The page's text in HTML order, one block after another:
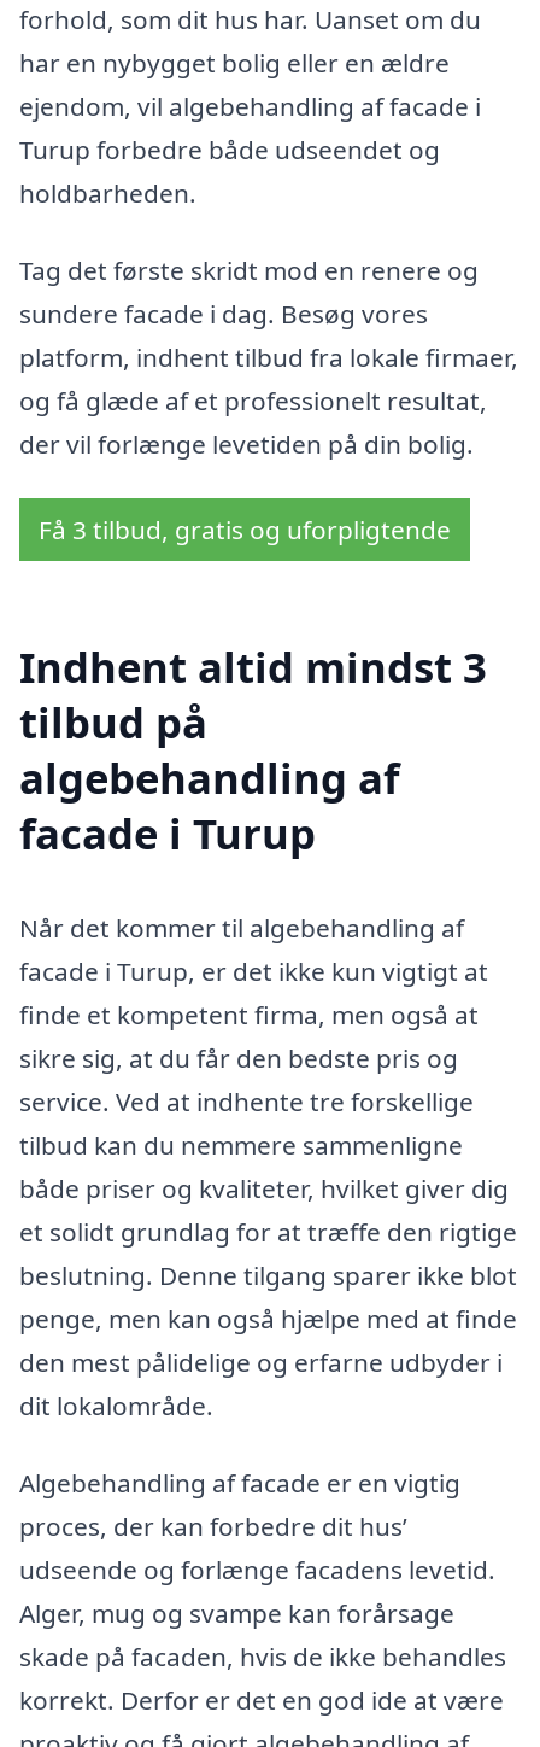
forhold, som dit hus har. Uanset om du
har en nybygget bolig eller en ældre
ejendom, vil algebehandling af facade i
Turup forbedre både udseendet og
holdbarheden.
Tag det første skridt mod en renere og
sundere facade i dag. Besøg vores
platform, indhent tilbud fra lokale firmaer,
og få glæde af et professionelt resultat,
der vil forlænge levetiden på din bolig.
Få 3 tilbud, gratis og uforpligtende
Indhent altid mindst 3
tilbud på
algebehandling af
facade i Turup
Når det kommer til algebehandling af
facade i Turup, er det ikke kun vigtigt at
finde et kompetent firma, men også at
sikre sig, at du får den bedste pris og
service. Ved at indhente tre forskellige
tilbud kan du nemmere sammenligne
både priser og kvaliteter, hvilket giver dig
et solidt grundlag for at træffe den rigtige
beslutning. Denne tilgang sparer ikke blot
penge, men kan også hjælpe med at finde
den mest pålidelige og erfarne udbyder i
dit lokalområde.
Algebehandling af facade er en vigtig
proces, der kan forbedre dit hus’
udseende og forlænge facadens levetid.
Alger, mug og svampe kan forårsage
skade på facaden, hvis de ikke behandles
korrekt. Derfor er det en god ide at være